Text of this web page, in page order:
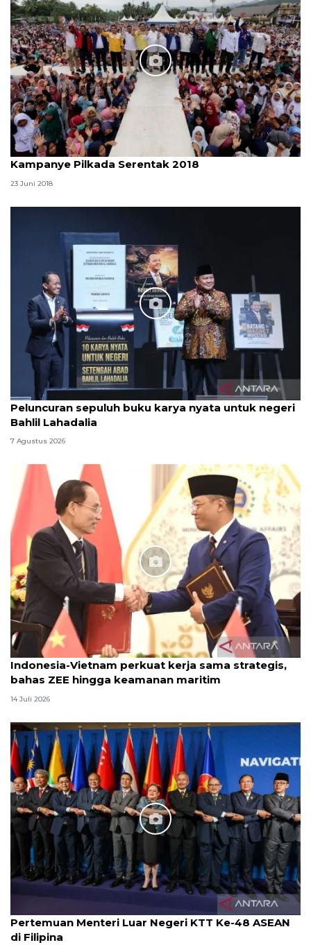
Kampanye Pilkada Serentak 2018
23 Juni 2018
Peluncuran sepuluh buku karya nyata untuk negeri
Bahlil Lahadalia
7 Agustus 2026
Indonesia-Vietnam perkuat kerja sama strategis,
bahas ZEE hingga keamanan maritim
14 Juli 2026
Pertemuan Menteri Luar Negeri KTT Ke-48 ASEAN
di Filipina